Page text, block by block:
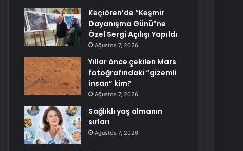
Keçiören’de “Keşmir
Dayanışma Günü”ne
Özel Sergi Açılışı Yapıldı
Ağustos 7, 2026
Yıllar önce çekilen Mars
fotoğrafındaki “gizemli
insan” kim?
Ağustos 7, 2026
Sağlıklı yaş almanın
sırları
Ağustos 7, 2026